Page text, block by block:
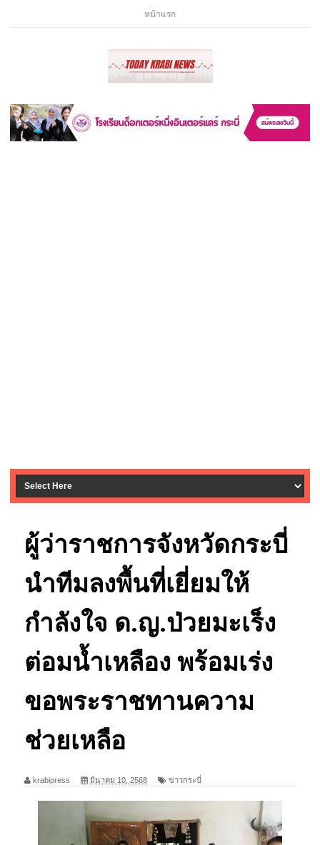
หน้าแรก
ผู้ว่าราชการจังหวัดกระบี่
นำทีมลงพื้นที่เยี่ยมให้
กำลังใจ ด.ญ.ป่วยมะเร็ง
ต่อมน้ำเหลือง พร้อมเร่ง
ขอพระราชทานความ
ช่วยเหลือ
krabipress มีนาคม 10, 2568 ข่าวกระบี่